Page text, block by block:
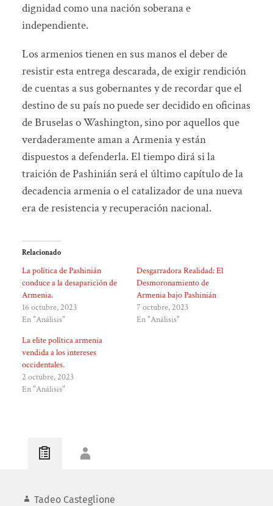
dignidad como una nación soberana e
independiente.
Los armenios tienen en sus manos el deber de
resistir esta entrega descarada, de exigir rendición
de cuentas a sus gobernantes y de recordar que el
destino de su país no puede ser decidido en oficinas
de Bruselas o Washington, sino por aquellos que
verdaderamente aman a Armenia y están
dispuestos a defenderla. El tiempo dirá si la
traición de Pashinián será el último capítulo de la
decadencia armenia o el catalizador de una nueva
era de resistencia y recuperación nacional.
Relacionado
La política de Pashinián
conduce a la desaparición de
Armenia.
16 octubre, 2023
En "Análisis"
Desgarradora Realidad: El
Desmoronamiento de
Armenia bajo Pashinián
7 octubre, 2023
En "Análisis"
La elite política armenia
vendida a los intereses
occidentales.
2 octubre, 2023
En "Análisis"
Tadeo Casteglione